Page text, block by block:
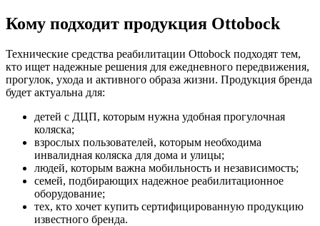
Кому подходит продукция Ottobock
Технические средства реабилитации Ottobock подходят тем,
кто ищет надежные решения для ежедневного передвижения,
прогулок, ухода и активного образа жизни. Продукция бренда
будет актуальна для:
детей с ДЦП, которым нужна удобная прогулочная
коляска;
взрослых пользователей, которым необходима
инвалидная коляска для дома и улицы;
людей, которым важна мобильность и независимость;
семей, подбирающих надежное реабилитационное
оборудование;
тех, кто хочет купить сертифицированную продукцию
известного бренда.